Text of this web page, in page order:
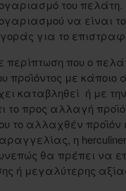
του πελάτη.
να είναι
για το
περίπτωση που ο
προϊόντος με
καταβληθεί ή με
το προς αλλαγή
το αλλαχθέν προϊόν
η
θα πρέπει να
ή μεγαλύτερης